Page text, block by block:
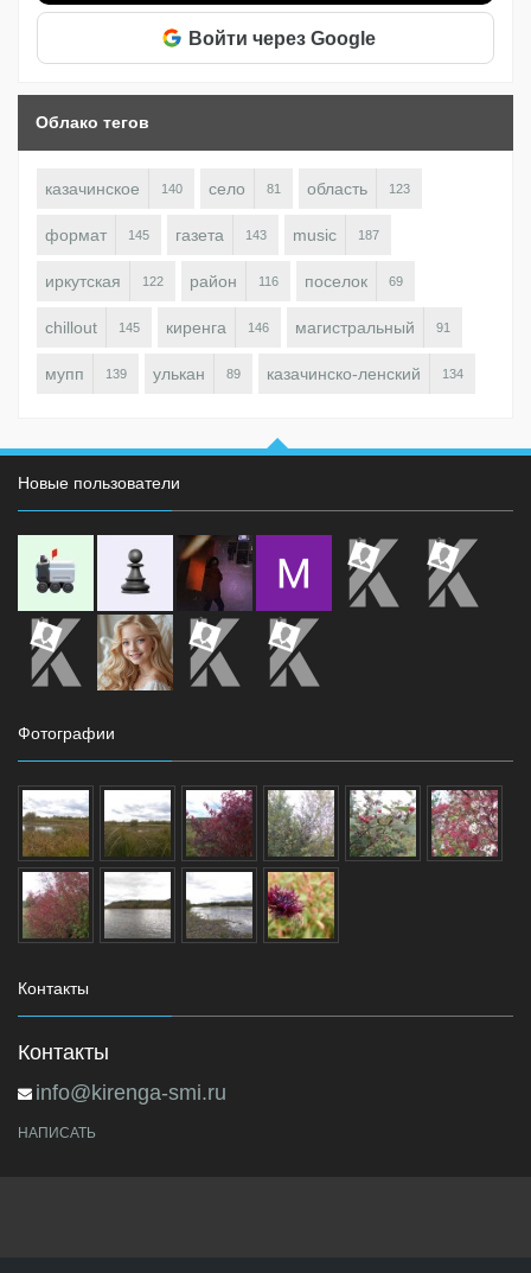
Войти через Google
Облако тегов
казачинское 140 село 81 область 123
формат 145 газета 143 music 187
иркутская 122 район 116 поселок 69
chillout 145 киренга 146 магистральный 91
мупп 139 улькан 89 казачинско-ленский 134
Новые пользователи
Фотографии
Контакты
Контакты
info@kirenga-smi.ru
НАПИСАТЬ